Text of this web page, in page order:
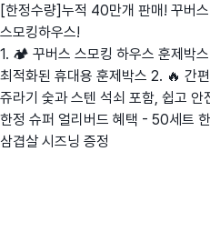
[한정수량]누적 40만개 판매! 꾸버
스모킹하우스!
1. 🏕️ 꾸버스 스모킹 하우스 훈제박
최적화된 휴대용 훈제박스 2. 🔥 간
쥬라기 숯과 스텐 석쇠 포함, 쉽고
한정 슈퍼 얼리버드 혜택 - 50세트
삼겹살 시즈닝 증정